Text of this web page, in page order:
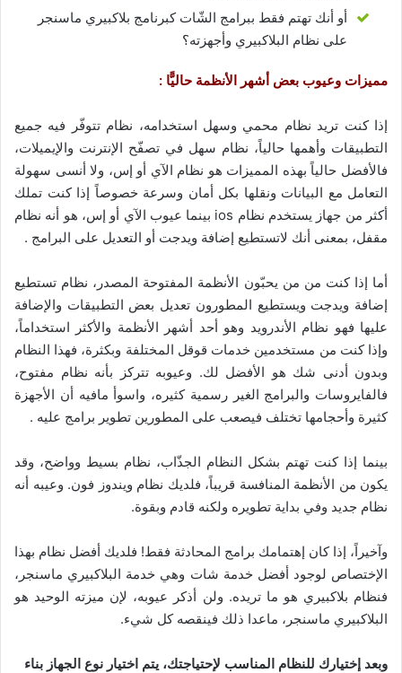
أو أنك تهتم فقط ببرامج الشّات كبرنامج بلاكبيري ماسنجر
على نظام البلاكبيري وأجهزته؟
مميزات وعيوب بعض أشهر الأنظمة حاليًّا :
إذا كنت تريد نظام محمي وسهل استخدامه، نظام تتوفّر فيه جميع
التطبيقات وأهمها حالياً، نظام سهل في تصفّح الإنترنت والإيميلات،
فالأفضل حالياً بهذه المميزات هو نظام الآي أو إس، ولا أنسى سهولة
التعامل مع البيانات ونقلها بكل أمان وسرعة خصوصاً إذا كنت تملك
أكثر من جهاز يستخدم نظام ios بينما عيوب الآي أو إس، هو أنه نظام
مقفل، بمعنى أنك لاتستطيع إضافة ويدجت أو التعديل على البرامج .
أما إذا كنت من من يحبّون الأنظمة المفتوحة المصدر، نظام تستطيع
إضافة ويدجت ويستطيع المطورون تعديل بعض التطبيقات والإضافة
عليها فهو نظام الأندرويد وهو أحد أشهر الأنظمة والأكثر استخداماً،
وإذا كنت من مستخدمين خدمات قوقل المختلفة وبكثرة، فهذا النظام
وبدون أدنى شك هو الأفضل لك. وعيوبه تتركز بأنه نظام مفتوح،
فالفايروسات والبرامج الغير رسمية كثيره، واسوأ مافيه أن الأجهزة
كثيرة وأحجامها تختلف فيصعب على المطورين تطوير برامج عليه .
بينما إذا كنت تهتم بشكل النظام الجذّاب، نظام بسيط وواضح، وقد
يكون من الأنظمة المنافسة قريباً، فلديك نظام ويندوز فون. وعيبه أنه
نظام جديد وفي بداية تطويره ولكنه قادم وبقوة.
وآخيراً، إذا كان إهتمامك برامج المحادثة فقط! فلديك أفضل نظام بهذا
الإختصاص لوجود أفضل خدمة شات وهي خدمة البلاكبيري ماسنجر،
فنظام بلاكبيري هو ما تريده. ولن أذكر عيوبه، لإن ميزته الوحيد هو
البلاكبيري ماسنجر، ماعدا ذلك فينقصه كل شيء.
وبعد إختيارك للنظام المناسب لإحتياجتك، يتم اختيار نوع الجهاز بناء